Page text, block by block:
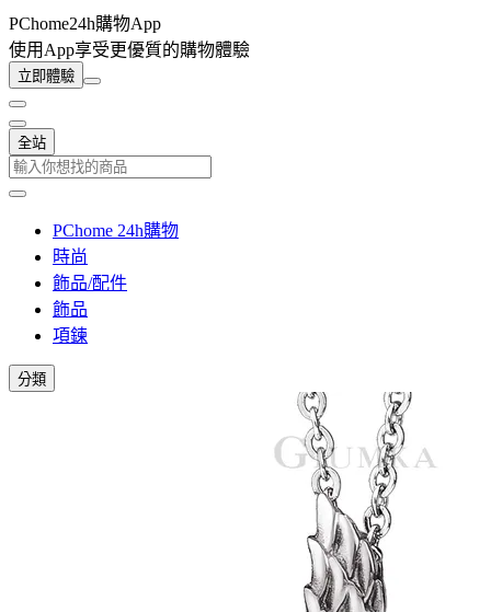
PChome24h購物App
使用App享受更優質的購物體驗
立即體驗
全站
PChome 24h購物
時尚
飾品/配件
飾品
項鍊
分類